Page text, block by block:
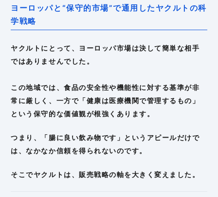
ヨーロッパと“保守的市場”で通用したヤクルトの科
学戦略
ヤクルトにとって、ヨーロッパ市場は決して簡単な相手
ではありませんでした。
この地域では、食品の安全性や機能性に対する基準が非
常に厳しく、一方で「健康は医療機関で管理するもの」
という保守的な価値観が根強くあります。
つまり、「腸に良い飲み物です」というアピールだけで
は、なかなか信頼を得られないのです。
そこでヤクルトは、販売戦略の軸を大きく変えました。